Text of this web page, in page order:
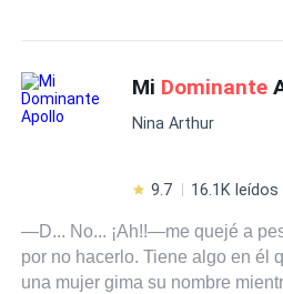
Aunque sus intenciones son
puro. Si llegaba a descubrir que
ser una amenaza para su
dar vuelta todo su mundo.
los Blackcher. ¿Qué es lo que oculta? A pesar de la
diferencia entre las costumbres
¿Podrá Bakhet ganarse la
POV en primera persona Rebelde
Mi Dominante
Nina Arthur
9.7 16.1K leídos
—D... No... ¡Ah!!—me quejé a
por no hacerlo. Tiene algo en él
una mujer gima su nombre mientras